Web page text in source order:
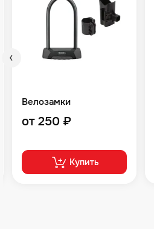
Велозамки
от 250 ₽
Купить